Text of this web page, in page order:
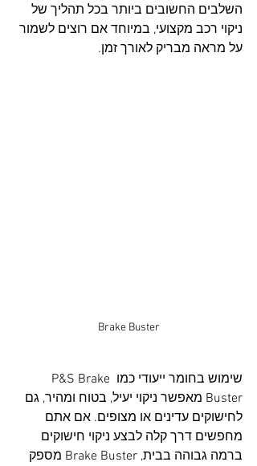
השלבים החשובים ביותר בכל תהליך של
ניקוי רכב מקצועי, במיוחד אם רוצים לשמור
על מראה מבריק לאורך זמן.
Brake Buster
שימוש בחומר ייעודי כמו P&S Brake
Buster מאפשר ניקוי יעיל, בטוח ומהיר, גם
לחישוקים עדינים או מצופים. אם אתם
מחפשים דרך קלה לבצע ניקוי חישוקים
ברמה גבוהה בבית, Brake Buster מספק